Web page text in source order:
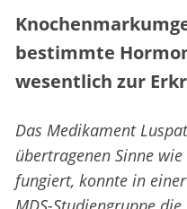
bestimmte
wesentlich zur
Das Medikament
übertragenen Sinne
fungiert, konnte in